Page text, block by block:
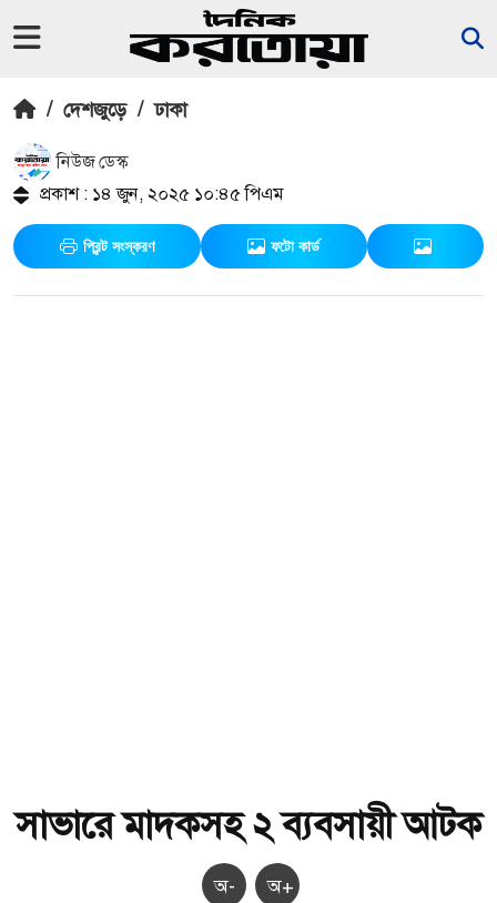
/ দেশজুড়ে / ঢাকা
নিউজ ডেস্ক
প্রকাশ : ১৪ জুন, ২০২৫ ১০:৪৫ পিএম
প্রিন্ট সংস্করণ ফটো কার্ড
সাভারে মাদকসহ ২ ব‍্যবসায়ী আটক
অ- অ+